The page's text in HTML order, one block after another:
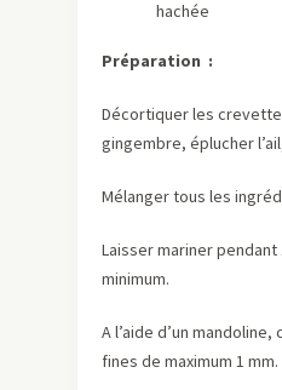
hachée
Préparation :
Décortiquer les
gingembre, éplucher
Mélanger tous les
Laisser mariner pendant
minimum.
A l’aide d’un
fines de maximum 1 mm.